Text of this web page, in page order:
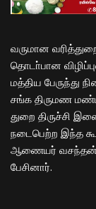
வருமான
தொடா்பான
மத்திய பேருந்து
சங்க திருமண
துறை திருச்சி
நடைபெற்ற இந்த
ஆணையர் வசந்தன்
பேசினார்.